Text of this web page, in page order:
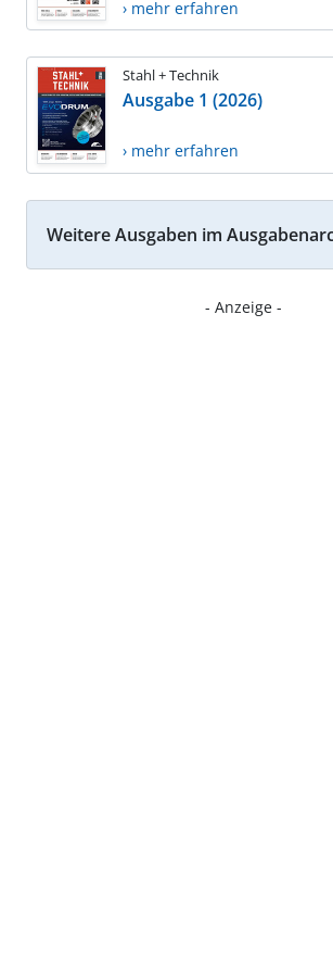
› mehr erfahren
Stahl + Technik
Ausgabe 1 (2026)
› mehr erfahren
Weitere Ausgaben im
- Anzeige -